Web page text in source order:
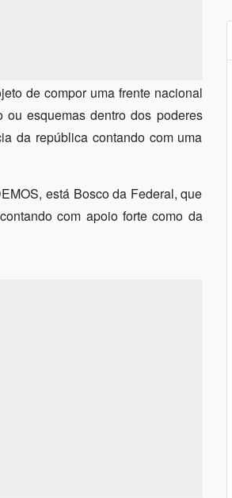
de compor uma frente nacional
esquemas dentro dos poderes
da república contando com uma
está Bosco da Federal, que
com apoio forte como da